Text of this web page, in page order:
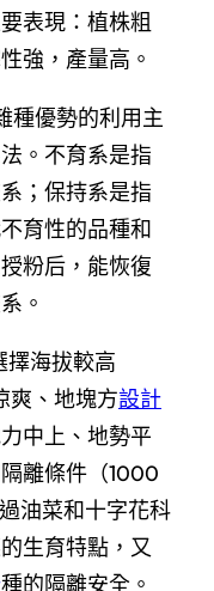
表現：植株粗
強，產量高。
種優勢的利用主
。不育系是指
；保持系是指
育性的品種和
粉后，能恢復
。
擇海拔較高
爽、地塊方設計
中上、地勢平
離條件（1000
油菜和十字花科
生育特點，又
種的隔離安全。